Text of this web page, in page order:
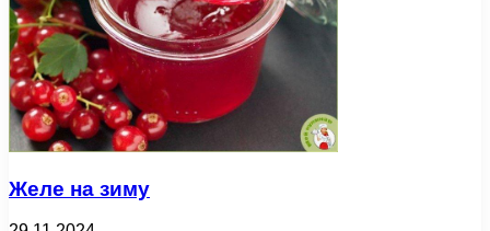
Желе на зиму